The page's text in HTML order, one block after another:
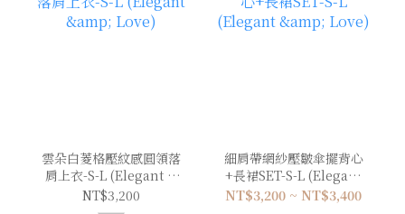
雲朵白菱格壓紋感圓領落
肩上衣-S-L (Elegant &
Love)
NT$3,200
細肩帶網紗壓皺傘擺背心
+長裙SET-S-L (Elegant
& Love)
NT$3,200 ~ NT$3,400